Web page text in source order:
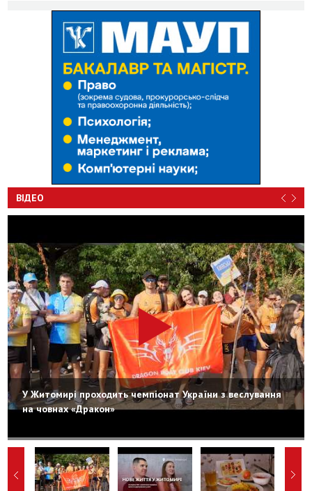
ВІДЕО
У Житомирі проходить чемпіонат України з веслування
на човнах «Дракон»